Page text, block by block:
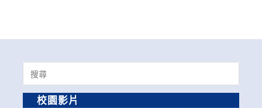
Search
for:
校園影片